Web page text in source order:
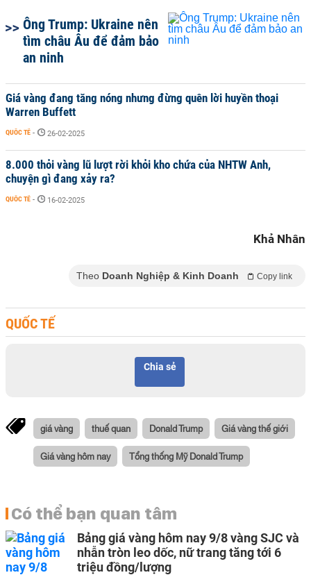
Ông Trump: Ukraine nên
tìm châu Âu để đảm bảo
an ninh
Giá vàng đang tăng nóng nhưng đừng quên lời huyền thoại
Warren Buffett
QUỐC TẾ - 26-02-2025
8.000 thỏi vàng lũ lượt rời khỏi kho chứa của NHTW Anh,
chuyện gì đang xảy ra?
QUỐC TẾ - 16-02-2025
Khả Nhân
Theo Doanh Nghiệp & Kinh Doanh Copy link
QUỐC TẾ
Chia sẻ
giá vàng thuế quan Donald Trump Giá vàng thế giới
Giá vàng hôm nay Tổng thống Mỹ Donald Trump
Có thể bạn quan tâm
Bảng giá vàng hôm nay 9/8 vàng SJC và
nhẫn tròn leo dốc, nữ trang tăng tới 6
triệu đồng/lượng